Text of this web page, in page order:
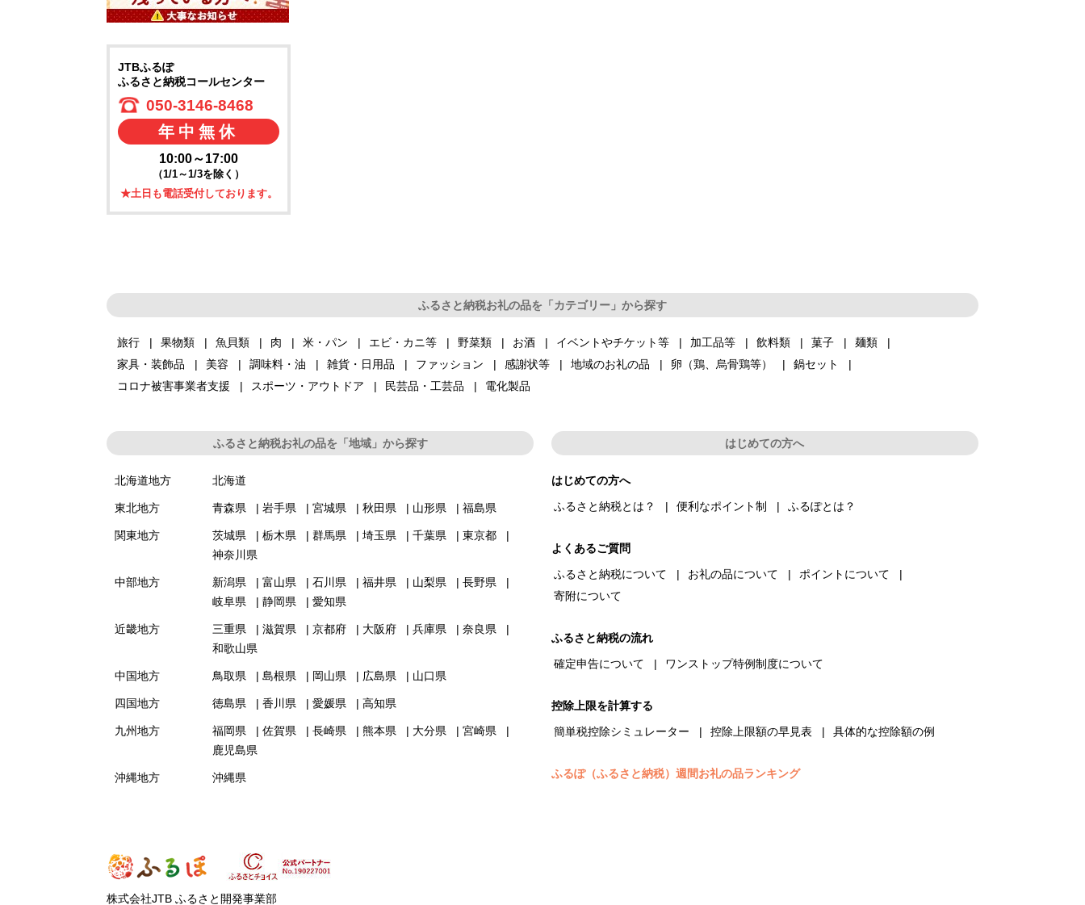
JTBふるぽ
ふるさと納税コールセンター
050-3146-8468
年中無休
10:00～17:00
（1/1～1/3を除く）
★土日も電話受付しております。
ふるさと納税お礼の品を「カテゴリー」から探す
旅行 果物類 魚貝類 肉 米・パン エビ・カニ等 野菜類 お酒 イベントやチケット等 加工品等 飲料類 菓子
麺類
家具・装飾品
美容 調味料・油 雑貨・日用品 ファッション 感謝状等 地域のお礼の品 卵（鶏、烏骨鶏等）
鍋セット
コロナ被害事業者支援
スポーツ・アウトドア 民芸品・工芸品 電化製品
ふるさと納税お礼の品を「地域」から探す
北海道地方 北海道
東北地方 青森県 岩手県 宮城県 秋田県 山形県 福島県
関東地方 茨城県 栃木県 群馬県 埼玉県 千葉県
東京都
神奈川県
中部地方 新潟県 富山県 石川県 福井県 山梨県
長野県
岐阜県
静岡県 愛知県
近畿地方 三重県 滋賀県 京都府 大阪府 兵庫県
奈良県
和歌山県
中国地方 鳥取県 島根県 岡山県 広島県 山口県
四国地方 徳島県 香川県 愛媛県 高知県
九州地方 福岡県 佐賀県 長崎県 熊本県 大分県
宮崎県
鹿児島県
沖縄地方 沖縄県
はじめての方へ
はじめての方へ
ふるさと納税とは？
便利なポイント制 ふるぽとは？
よくあるご質問
ふるさと納税について
お礼の品について
ポイントについて
寄附について
ふるさと納税の流れ
確定申告について
ワンストップ特例制度について
控除上限を計算する
簡単税控除シミュレーター
控除上限額の早見表 具体的な控除額の例
ふるぽ（ふるさと納税）週間お礼の品ランキング
株式会社JTB ふるさと開発事業部